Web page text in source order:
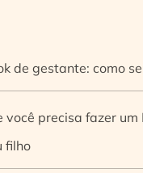
de gestante: como
você precisa fazer um
filho